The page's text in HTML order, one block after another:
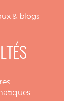
& blogs